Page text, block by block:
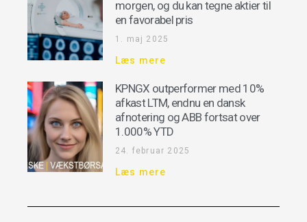
morgen, og du kan tegne aktier til
en favorabel pris
1. maj 2025
Læs mere
KPNGX outperformer med 10%
afkast LTM, endnu en dansk
afnotering og ABB fortsat over
1.000% YTD
24. februar 2025
Læs mere